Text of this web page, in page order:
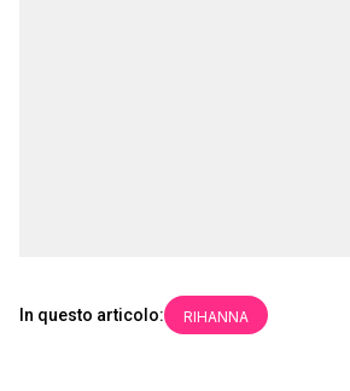
In questo articolo: RIHANNA